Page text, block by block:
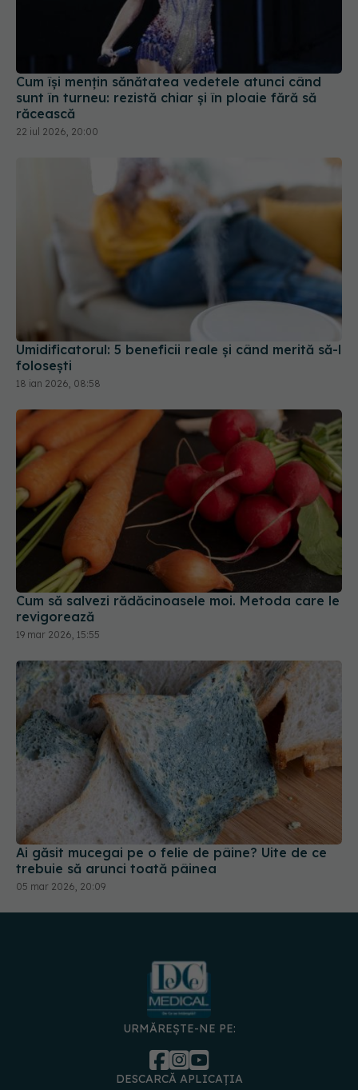
Cum își mențin sănătatea vedetele atunci când
sunt în turneu: rezistă chiar și în ploaie fără să
răcească
22 iul 2026, 20:00
Umidificatorul: 5 beneficii reale și când merită să-l
18 ian 2026, 08:58
Cum să salvezi rădăcinoasele moi. Metoda care le
revigorează
19 mar 2026, 15:55
Ai găsit mucegai pe o felie de pâine? Uite de ce
trebuie să arunci toată pâinea
05 mar 2026, 20:09
URMĂREȘTE-NE PE:
DESCARCĂ APLICAȚIA